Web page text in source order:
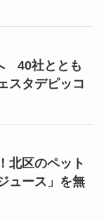
40社ととも
スタデピッコ
北区のペット
ュース」を無